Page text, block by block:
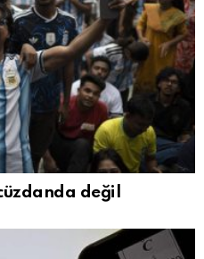
cüzdanda değil